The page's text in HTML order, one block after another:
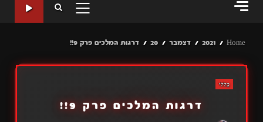
PRIMARY
Home
2021 דצמבר 20 דרגות המלכים פרק 9!!
כללי
דרגות המלכים פרק 9!!